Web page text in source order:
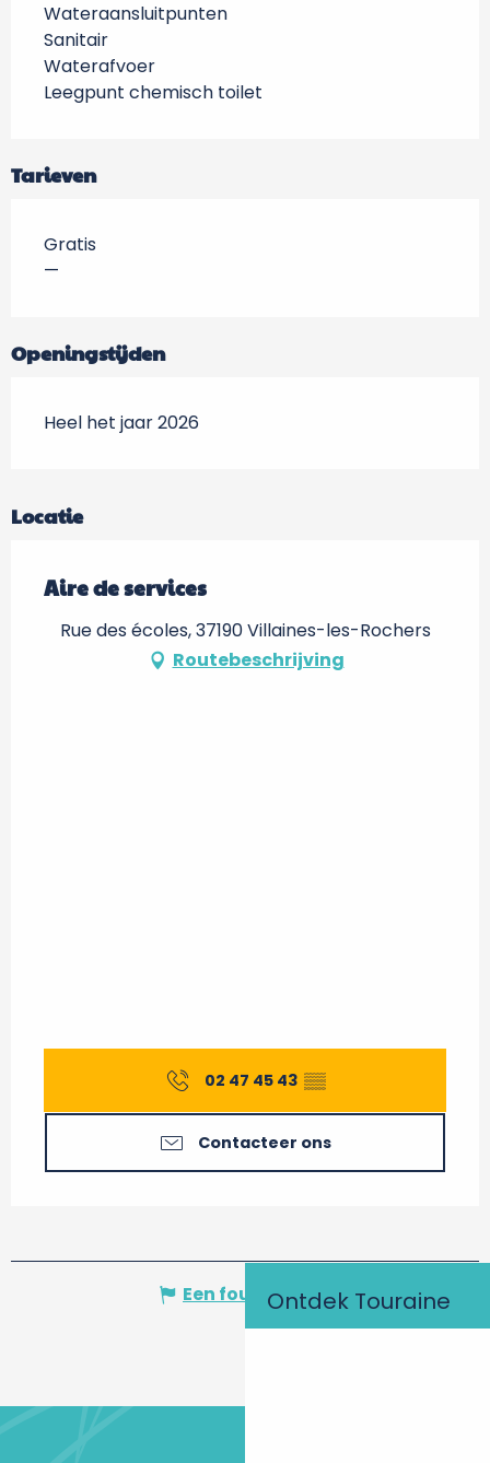
Ontdek Touraine
Wateraansluitpunten
Sanitair
Waterafvoer
Leegpunt chemisch toilet
Tarieven
Gratis
—
Openingstijden
Heel het jaar 2026
Locatie
Aire de services
Rue des écoles, 37190 Villaines-les-Rochers
Routebeschrijving
02 47 45 43 ▒▒
Contacteer ons
Een fout melden